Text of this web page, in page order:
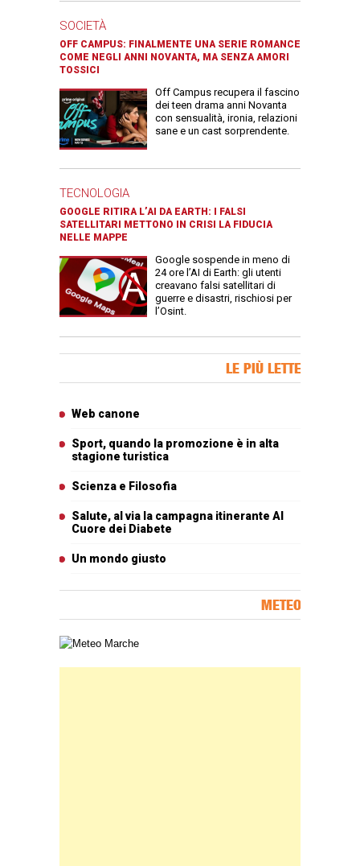
SOCIETÀ
OFF CAMPUS: FINALMENTE UNA SERIE ROMANCE
COME NEGLI ANNI NOVANTA, MA SENZA AMORI
TOSSICI
Off Campus recupera il fascino
dei teen drama anni Novanta
con sensualità, ironia, relazioni
sane e un cast sorprendente.
TECNOLOGIA
GOOGLE RITIRA L’AI DA EARTH: I FALSI
SATELLITARI METTONO IN CRISI LA FIDUCIA
NELLE MAPPE
Google sospende in meno di
24 ore l’AI di Earth: gli utenti
creavano falsi satellitari di
guerre e disastri, rischiosi per
l’Osint.
LE PIÙ LETTE
Web canone
Sport, quando la promozione è in alta
stagione turistica
Scienza e Filosofia
Salute, al via la campagna itinerante Al
Cuore dei Diabete
Un mondo giusto
METEO
Carta meteorologica delle Marche